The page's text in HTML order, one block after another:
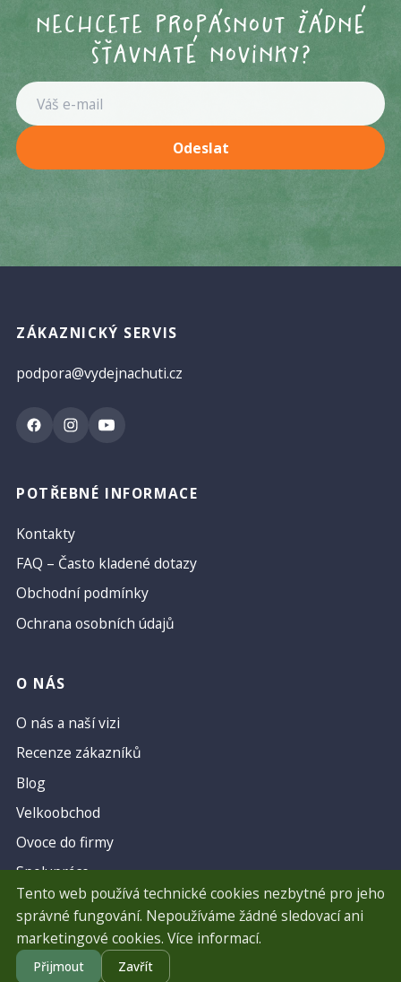
nechcete propásnout žádné
šťavnaté novinky?
Váš e-mail
Odeslat
Tento web používá technické cookies nezbytné pro jeho
správné fungování. Nepoužíváme žádné sledovací ani
marketingové cookies. Více informací.
Přijmout Zavřít
ZÁKAZNICKÝ SERVIS
podpora@vydejnachuti.cz
POTŘEBNÉ INFORMACE
Kontakty
FAQ – Často kladené dotazy
Obchodní podmínky
Ochrana osobních údajů
O NÁS
O nás a naší vizi
Recenze zákazníků
Blog
Velkoobchod
Ovoce do firmy
Spolupráce
Vytvořil